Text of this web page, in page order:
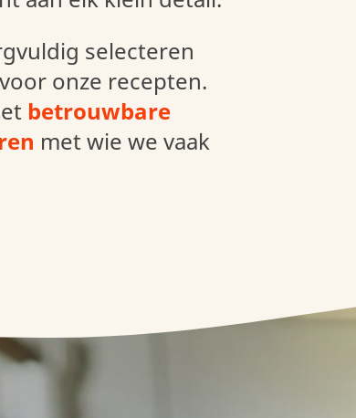
Duurzame
Verpakkingen
selecteren
onze recepten.
betrouwbare
met wie we vaak